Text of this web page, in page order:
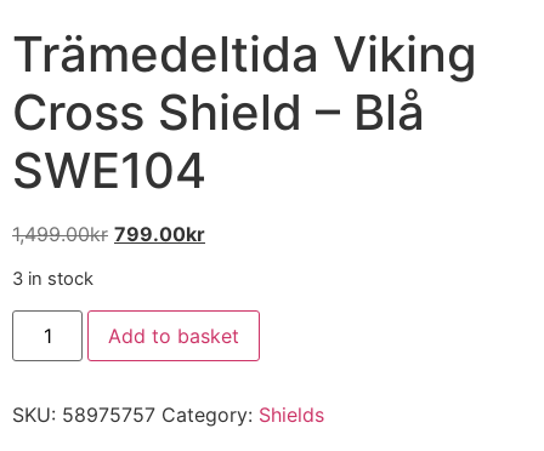
Trämedeltida Viking
Cross Shield – Blå
SWE104
1,499.00kr 799.00kr
3 in stock
Add to basket
SKU: 58975757 Category: Shields